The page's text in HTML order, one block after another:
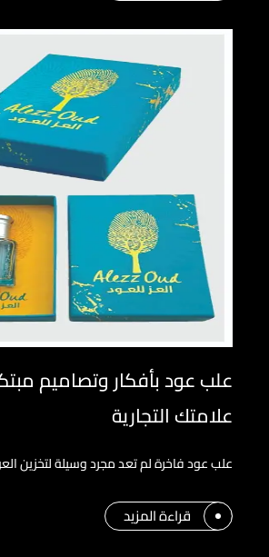
علب عود بأفكار وتصاميم
علامتك التجارية
علب عود فاخرة لم تعد مجرد وسيلة لتخزين
قراءة المزيد